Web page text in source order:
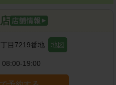
目7219番地 地図
08:00-19:00